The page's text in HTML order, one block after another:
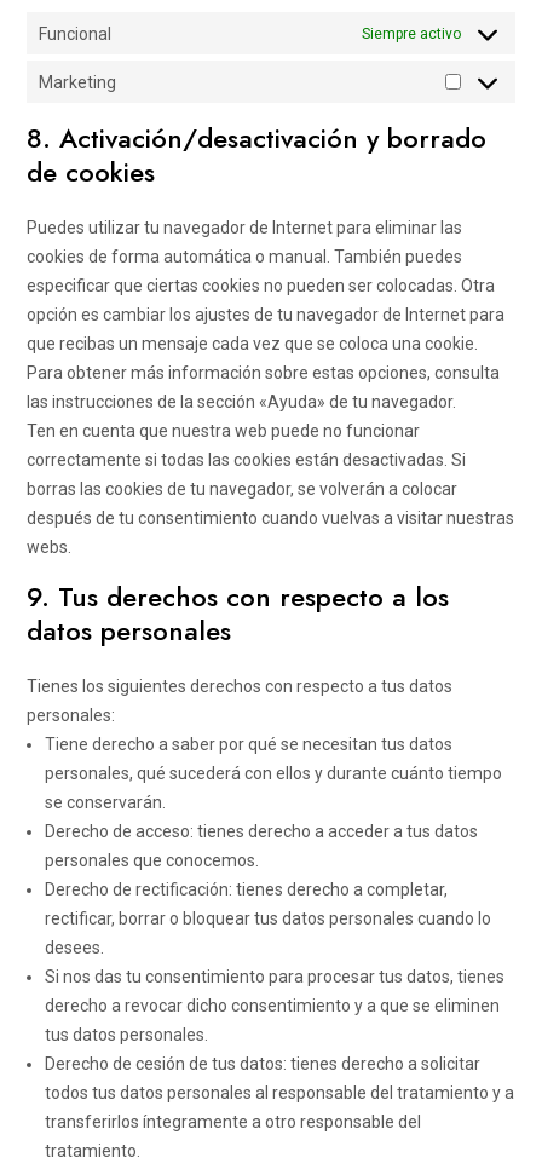
Funcional Siempre activo
Marketing
Marketing
8. Activación/desactivación y borrado
de cookies
Puedes utilizar tu navegador de Internet para eliminar las
cookies de forma automática o manual. También puedes
especificar que ciertas cookies no pueden ser colocadas. Otra
opción es cambiar los ajustes de tu navegador de Internet para
que recibas un mensaje cada vez que se coloca una cookie.
Para obtener más información sobre estas opciones, consulta
las instrucciones de la sección «Ayuda» de tu navegador.
Ten en cuenta que nuestra web puede no funcionar
correctamente si todas las cookies están desactivadas. Si
borras las cookies de tu navegador, se volverán a colocar
después de tu consentimiento cuando vuelvas a visitar nuestras
webs.
9. Tus derechos con respecto a los
datos personales
Tienes los siguientes derechos con respecto a tus datos
personales:
Tiene derecho a saber por qué se necesitan tus datos
personales, qué sucederá con ellos y durante cuánto tiempo
se conservarán.
Derecho de acceso: tienes derecho a acceder a tus datos
personales que conocemos.
Derecho de rectificación: tienes derecho a completar,
rectificar, borrar o bloquear tus datos personales cuando lo
desees.
Si nos das tu consentimiento para procesar tus datos, tienes
derecho a revocar dicho consentimiento y a que se eliminen
tus datos personales.
Derecho de cesión de tus datos: tienes derecho a solicitar
todos tus datos personales al responsable del tratamiento y a
transferirlos íntegramente a otro responsable del
tratamiento.